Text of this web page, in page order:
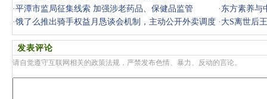
·平潭市监局征集线索 加强涉老药品、保健品监管 · 东方素养与
·饿了么推出骑手权益月恳谈会机制，主动公开外卖调度
算法，持
· 大S离世后
整情绪
发表评论
请自觉遵守互联网相关的政策法规，严禁发布色情、暴力、反动的言论。